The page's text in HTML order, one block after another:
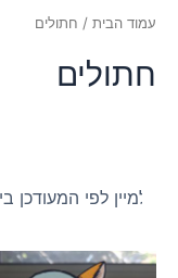
עמוד הבית / חתולים
חתולים